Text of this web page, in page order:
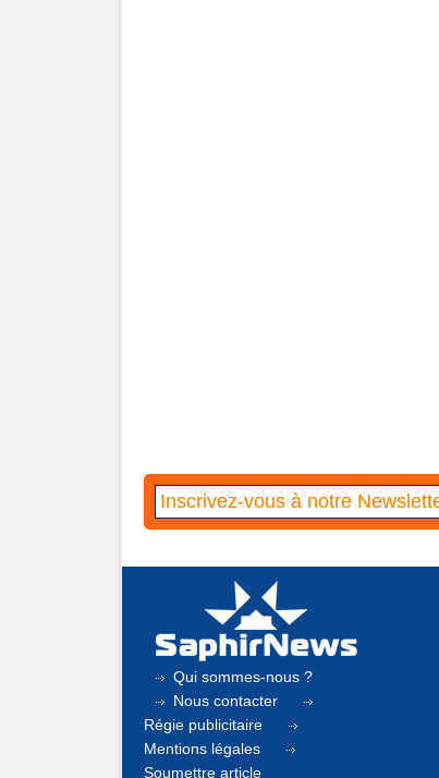
Qui sommes-nous ?
Nous contacter
Régie publicitaire
Mentions légales
Soumettre article